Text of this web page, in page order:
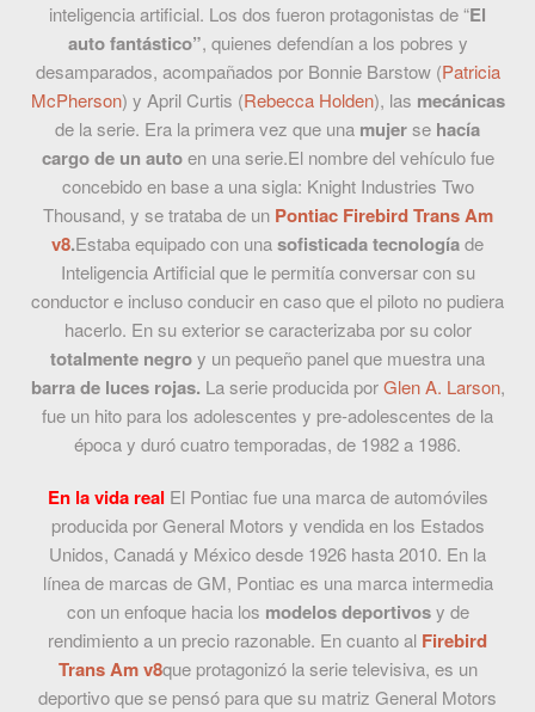
inteligencia artificial. Los dos fueron protagonistas de “El
auto fantástico”, quienes defendíana los pobres y
desamparados, acompañados por Bonnie Barstow (Patricia
McPherson) y April Curtis (Rebecca Holden), las mecánicas
de la serie. Era la primera vez que una mujerse hacía
cargo de un autoen una serie.El nombre del vehículo fue
concebido en base a una sigla: Knight Industries Two
Thousand, y se trataba de un Pontiac Firebird Trans Am
v8.Estaba equipado con unasofisticada tecnologíade
Inteligencia Artificial que le permitía conversar con su
conductor e incluso conducir en caso que el piloto no pudiera
hacerlo. En su exterior se caracterizaba por su color
totalmente negroy un pequeño panel que muestra una
barra de luces rojas. La serie producida por Glen A. Larson,
fue un hito para los adolescentes y pre-adolescentes de la
época y durócuatro temporadas, de 1982 a 1986.
En la vida real El Pontiac fue una marca de automóviles
producida por General Motors y vendida en los Estados
Unidos, Canadá y México desde 1926 hasta 2010. En la
línea de marcas de GM, Pontiac es una marca intermedia
con un enfoque hacia los modelos deportivosy de
rendimiento a un precio razonable. En cuanto al Firebird
Trans Am v8que protagonizó la serie televisiva, es un
deportivo que se pensó para que su matriz General Motors